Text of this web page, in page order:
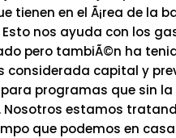
tienen en el Ã¡rea de la
nos ayuda con los
pero tambiÃ©n ha
considerada capital y
programas que sin
Nosotros estamos
que podemos en